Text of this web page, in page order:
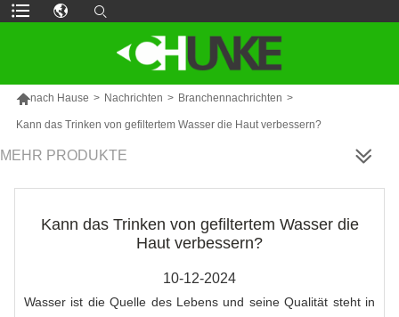
nach Hause > Nachrichten > Branchennachrichten >
Kann das Trinken von gefiltertem Wasser die Haut verbessern?
MEHR PRODUKTE
Kann das Trinken von gefiltertem Wasser die
Haut verbessern?
10-12-2024
Wasser ist die Quelle des Lebens und seine Qualität steht in